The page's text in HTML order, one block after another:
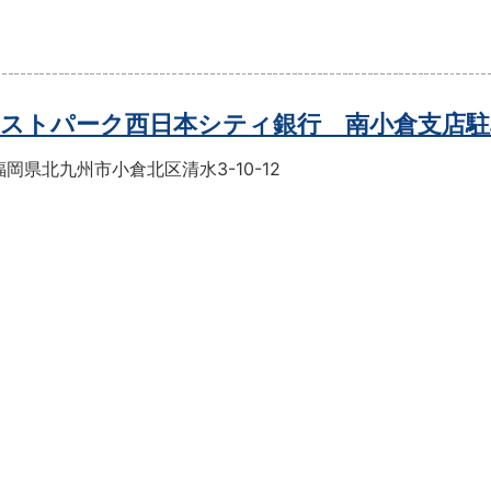
ストパーク西日本シティ銀行 南小倉支店
岡県北九州市小倉北区清水3-10-12